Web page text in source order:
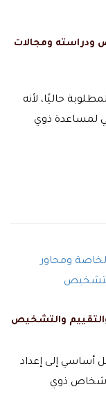
ودراسته ومجالات
حاليًا، لأنه
لمساعدة ذوي
والتقييم والتشخيص
أساسي إلى إعداد
ذوي